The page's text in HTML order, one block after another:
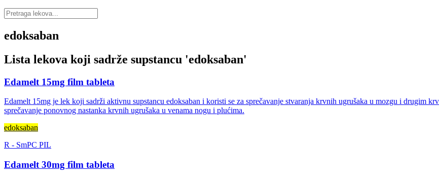
edoksaban
Lista lekova koji sadrže supstancu 'edoksaban'
Edamelt 15mg film tableta
Edamelt 15mg je lek koji sadrži aktivnu supstancu edoksaban i koristi se za sprečavanje stvaranja krvnih ugrušaka u mozgu i drugim
sprečavanje ponovnog nastanka krvnih ugrušaka u venama nogu i plućima.
edoksaban
R - SmPC PIL
Edamelt 30mg film tableta